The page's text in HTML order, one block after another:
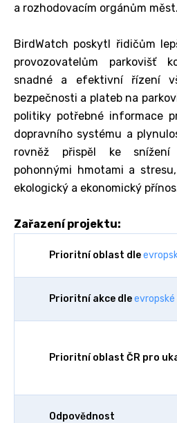
a rozhodovacím orgánům měst.
BirdWatch poskytl řidičům
provozovatelům parkovišť
snadné a efektivní řízení
bezpečnosti a plateb na
politiky potřebné informace
dopravního systému a
rovněž přispěl ke snížení
pohonnými hmotami a
ekologický a ekonomický
Zařazení projektu:
Prioritní oblast dle
Prioritní akce dle
Prioritní oblast ČR pro
Odpovědnost